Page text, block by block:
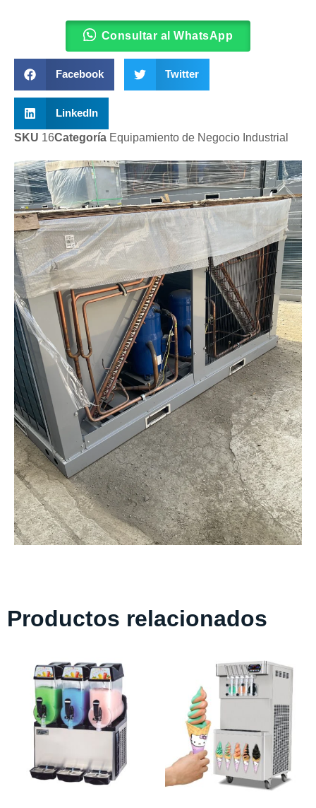
Consultar al WhatsApp
Facebook Twitter
LinkedIn
SKU 16Categoría Equipamiento de Negocio Industrial
Productos relacionados